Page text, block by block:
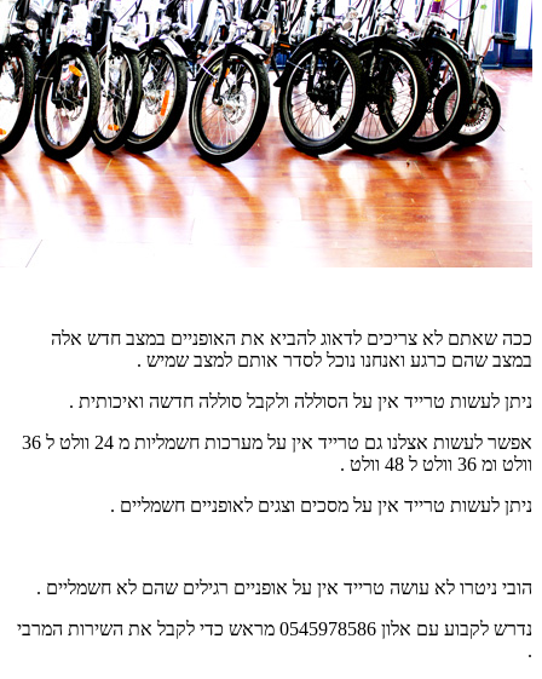
ככה שאתם לא צריכים לדאוג להביא את האופניים במצב חדש אלה
במצב שהם כרגע ואנחנו נוכל לסדר אותם למצב שמיש .
ניתן לעשות טרייד אין על הסוללה ולקבל סוללה חדשה ואיכותית .
אפשר לעשות אצלנו גם טרייד אין על מערכות חשמליות מ 24 וולט ל 36
וולט ומ 36 וולט ל 48 וולט .
ניתן לעשות טרייד אין על מסכים וצגים לאופניים חשמליים .
הובי ניטרו לא עושה טרייד אין על אופניים רגילים שהם לא חשמליים .
נדרש לקבוע עם אלון 0545978586 מראש כדי לקבל את השירות המרבי
.